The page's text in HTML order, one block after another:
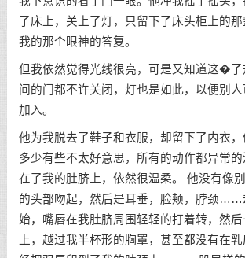
了床上，关上了灯，只留下了床头柜上的
我的那个眼神的答复。
但我依然觉得光线很亮，可是又知道这�
间的门都不许关闭，灯也是如此，以便别
加入。
他为我脱去了鞋子和衣服，却留下了内衣
多少有些不太好意思，所有的动作都异常
在了我的肚脐上，依然很温柔。 他没有像
的头部吻起，然后是耳垂，脸颊，脖颈……
始，嘴唇在我肚脐周围轻轻的打着转，然
上，越过我半杯形的胸罩，甚至都没有在